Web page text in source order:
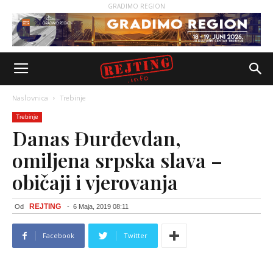
GRADIMO REGION
Naslovnica Trebinje
Trebinje
Danas Đurđevdan,
omiljena srpska slava –
običaji i vjerovanja
Od REJTING - 6 Maja, 2019 08:11
Facebook Twitter